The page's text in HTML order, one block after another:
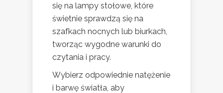
się na lampy stołowe, które
świetnie sprawdzą się na
szafkach nocnych lub biurkach,
tworząc wygodne warunki do
czytania i pracy.
Wybierz odpowiednie natężenie
i barwę światła, aby